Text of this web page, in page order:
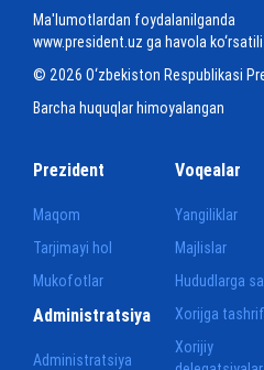
Ma'lumotlardan foydalanilganda
www.president.uz ga havola
© 2026 O‘zbekiston Respublikasi
Barcha huquqlar himoyalangan
Prezident
Maqom
Tarjimayi hol
Mukofotlar
Voqealar
Yangiliklar
Majlislar
Hududlarga
Xorijga
Xorijiy
Administratsiya
Administratsiya